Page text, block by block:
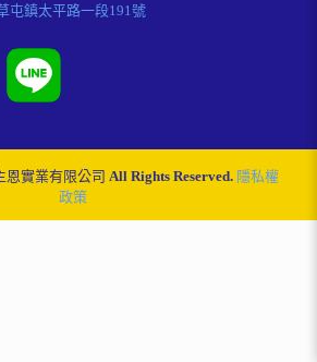
屯鎮太平路⼀段191號
實業有限公司 All Rights Reserved. 隱私權
政策